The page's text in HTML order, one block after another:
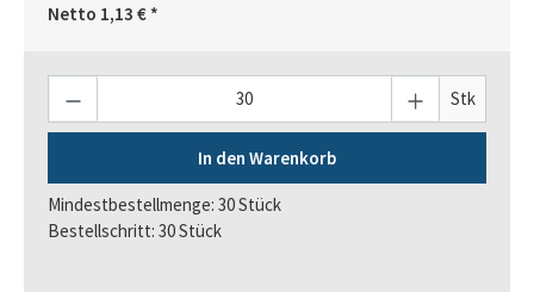
Netto 1,13 € *
Stk
In den Warenkorb
Mindestbestellmenge: 30 Stück
Bestellschritt: 30 Stück